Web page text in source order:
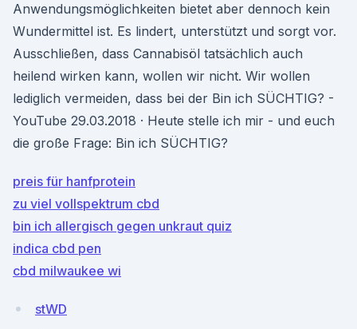
Anwendungsmöglichkeiten bietet aber dennoch kein
Wundermittel ist. Es lindert, unterstützt und sorgt vor.
Ausschließen, dass Cannabisöl tatsächlich auch
heilend wirken kann, wollen wir nicht. Wir wollen
lediglich vermeiden, dass bei der Bin ich SÜCHTIG? -
YouTube 29.03.2018 · Heute stelle ich mir - und euch
die große Frage: Bin ich SÜCHTIG?
preis für hanfprotein
zu viel vollspektrum cbd
bin ich allergisch gegen unkraut quiz
indica cbd pen
cbd milwaukee wi
stWD